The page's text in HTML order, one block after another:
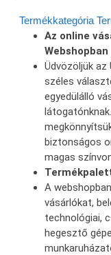
Termékkategória
Az online
Webshopban
Üdvözöljük az
széles
egyedülálló
biztonságos
magas
A
vásárlókat,
technológiai,
hegesztő